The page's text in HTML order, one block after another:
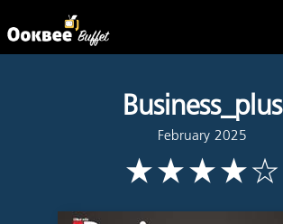
Business_plus
February 2025